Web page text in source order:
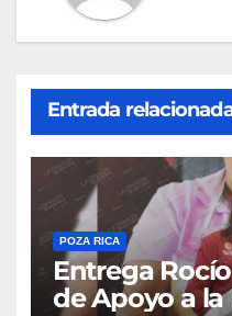
Entrada
POZA RICA
Entrega
de Apoyo a la